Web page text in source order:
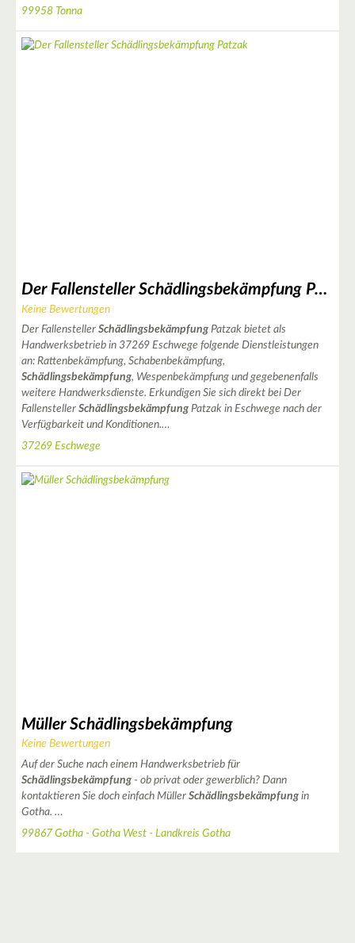
99958 Tonna
Der Fallensteller Schädlingsbekämpfung Patzak
Keine Bewertungen
Der Fallensteller Schädlingsbekämpfung Patzak bietet als
Handwerksbetrieb in 37269 Eschwege folgende Dienstleistungen
an: Rattenbekämpfung, Schabenbekämpfung,
Schädlingsbekämpfung, Wespenbekämpfung und gegebenenfalls
weitere Handwerksdienste. Erkundigen Sie sich direkt bei Der
Fallensteller Schädlingsbekämpfung Patzak in Eschwege nach der
Verfügbarkeit und Konditionen.…
37269 Eschwege
Müller Schädlingsbekämpfung
Keine Bewertungen
Auf der Suche nach einem Handwerksbetrieb für
Schädlingsbekämpfung - ob privat oder gewerblich? Dann
kontaktieren Sie doch einfach Müller Schädlingsbekämpfung in
Gotha. …
99867 Gotha - Gotha West - Landkreis Gotha
2
2